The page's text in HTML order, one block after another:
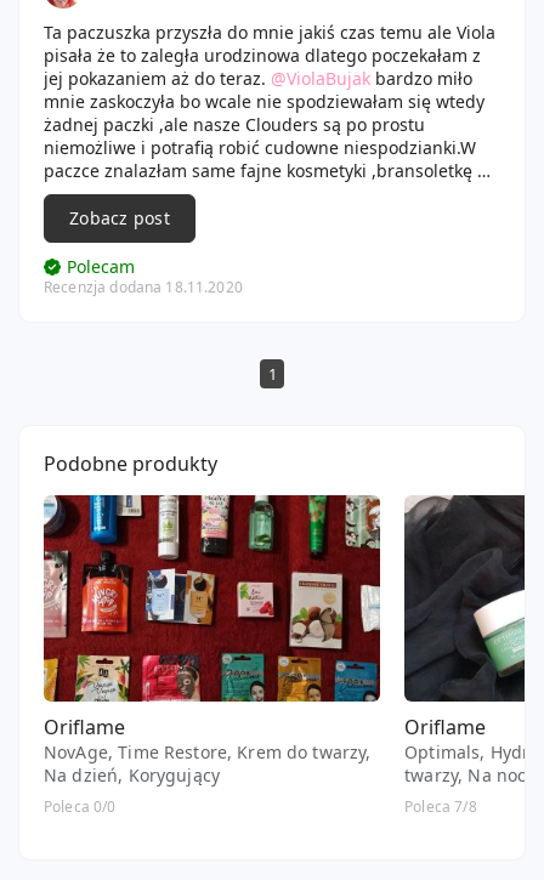
Ta paczuszka przyszła do mnie jakiś czas temu ale Viola
pisała że to zaległa urodzinowa dlatego poczekałam z
jej pokazaniem aż do teraz. @ViolaBujak bardzo miło
mnie zaskoczyła bo wcale nie spodziewałam się wtedy
żadnej paczki ,ale nasze Clouders są po prostu
niemożliwe i potrafią robić cudowne niespodzianki.W
paczce znalazłam same fajne kosmetyki ,bransoletkę By
dziubeka ,kartkę i nieco słodkości.Oczywiście większość
kosmetyków już zużyłam a perfumik z Oriflame tak
przypadł mi do gusty że kupiłam jeszcze jeden.Wiola
jeszcze raz dziękuję za cudowną paczuszkę ja dla
Ciebie też oczywiście przygotowuję niespodziankę jeśli
Zobacz post
Polecam
Recenzja dodana 18.11.2020
1
Podobne produkty
Oriflame
NovAge, Time Restore, Krem do twarzy,
Na dzień, Korygujący
Poleca 0/0
Oriflame
Optimals,
twarzy, Na noc,
mieszana
Poleca 7/8